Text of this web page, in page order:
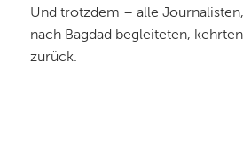
Und trotzdem – alle
nach Bagdad begleiteten,
zurück.